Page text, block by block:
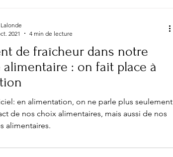
de fraîcheur dans notre
alimentaire : on fait place à
en alimentation, on ne parle plus seulement
de nos choix alimentaires, mais aussi de nos
alimentaires.
Lalonde
2021
4 min de lecture